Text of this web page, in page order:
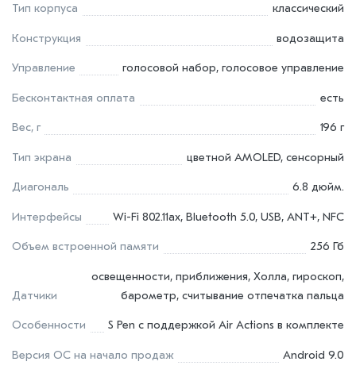
Тип корпуса классический
Конструкция водозащита
Управление голосовой набор, голосовое управление
Бесконтактная оплата есть
Вес, г 196 г
Тип экрана цветной AMOLED, сенсорный
Диагональ 6.8 дюйм.
Интерфейсы Wi-Fi 802.11ax, Bluetooth 5.0, USB, ANT+, NFC
Объем встроенной памяти 256 Гб
Датчики
освещенности, приближения, Холла, гироскоп,
барометр, считывание отпечатка пальца
Особенности S Pen с поддержкой Air Actions в комплекте
Версия ОС на начало продаж Android 9.0